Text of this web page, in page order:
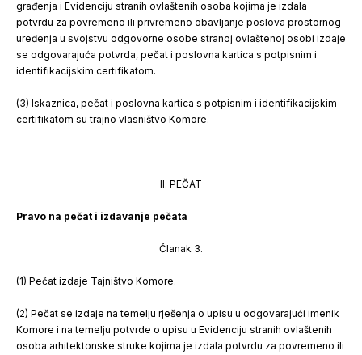
građenja i Evidenciju stranih ovlaštenih osoba kojima je izdala
potvrdu za povremeno ili privremeno obavljanje poslova prostornog
uređenja u svojstvu odgovorne osobe stranoj ovlaštenoj osobi izdaje
se odgovarajuća potvrda, pečat i poslovna kartica s potpisnim i
identifikacijskim certifikatom.
(3) Iskaznica, pečat i poslovna kartica s potpisnim i identifikacijskim
certifikatom su trajno vlasništvo Komore.
II. PEČAT
Pravo na pečat i izdavanje pečata
Članak 3.
(1) Pečat izdaje Tajništvo Komore.
(2) Pečat se izdaje na temelju rješenja o upisu u odgovarajući imenik
Komore i na temelju potvrde o upisu u Evidenciju stranih ovlaštenih
osoba arhitektonske struke kojima je izdala potvrdu za povremeno ili